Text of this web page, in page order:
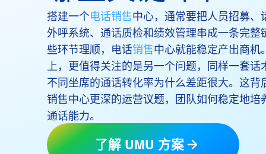
搭建一个电话销售中心，通常要把人员招募、
外呼系统、通话质检和绩效管理串成一条完整
些环节理顺，电话销售中心就能稳定产出商机
上，更值得关注的是另一个问题，同样一套话
不同坐席的通话转化率为什么差距很大。这背
销售中心更深的运营议题，团队如何稳定地培
通话能力。
了解 UMU 方案